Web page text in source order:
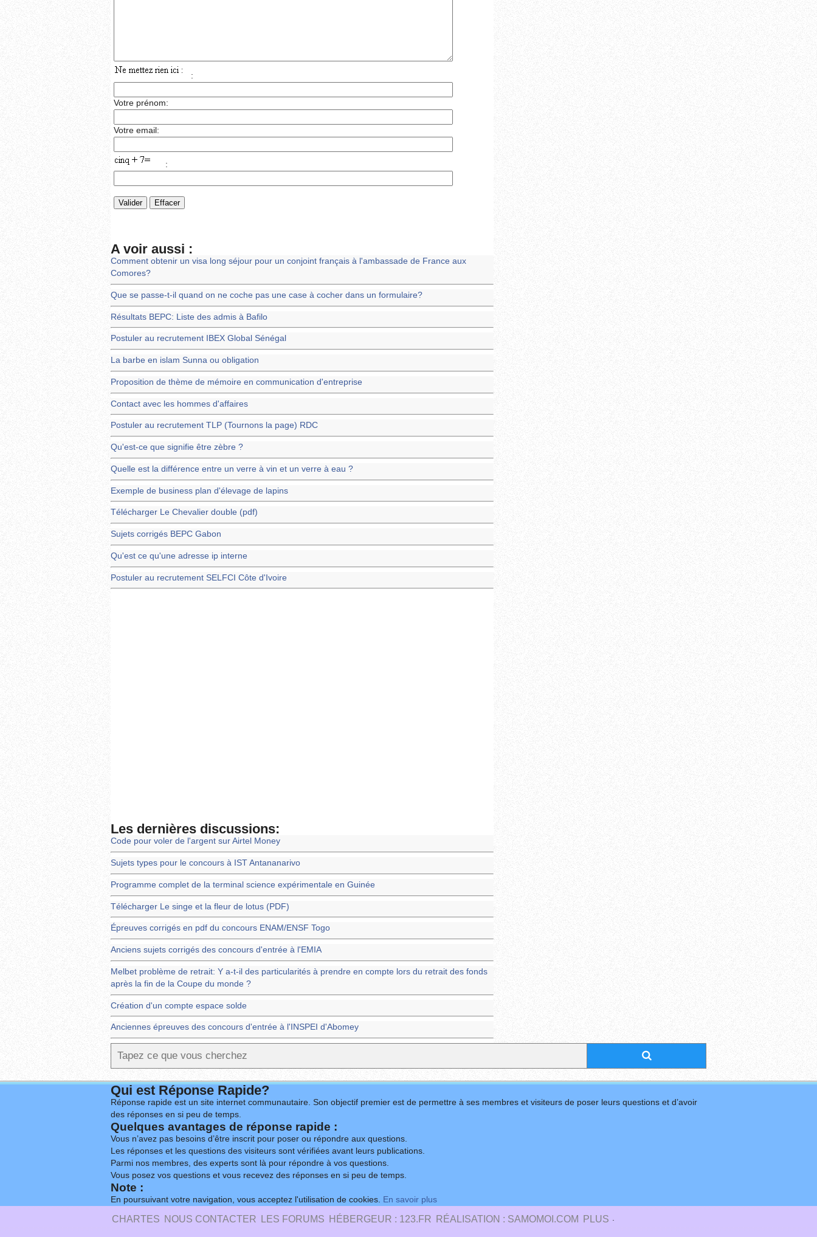
:
Votre prénom:
Votre email:
:
A voir aussi :
Comment obtenir un visa long séjour pour un conjoint français à l'ambassade de France aux
Comores?
Que se passe-t-il quand on ne coche pas une case à cocher dans un formulaire?
Résultats BEPC: Liste des admis à Bafilo
Postuler au recrutement IBEX Global Sénégal
La barbe en islam Sunna ou obligation
Proposition de thème de mémoire en communication d'entreprise
Contact avec les hommes d'affaires
Postuler au recrutement TLP (Tournons la page) RDC
Qu'est-ce que signifie être zèbre ?
Quelle est la différence entre un verre à vin et un verre à eau ?
Exemple de business plan d'élevage de lapins
Télécharger Le Chevalier double (pdf)
Sujets corrigés BEPC Gabon
Qu'est ce qu'une adresse ip interne
Postuler au recrutement SELFCI Côte d'Ivoire
Les dernières discussions:
Code pour voler de l'argent sur Airtel Money
Sujets types pour le concours à IST Antananarivo
Programme complet de la terminal science expérimentale en Guinée
Télécharger Le singe et la fleur de lotus (PDF)
Épreuves corrigés en pdf du concours ENAM/ENSF Togo
Anciens sujets corrigés des concours d'entrée à l'EMIA
Melbet problème de retrait: Y a-t-il des particularités à prendre en compte lors du retrait des fonds
après la fin de la Coupe du monde ?
Création d'un compte espace solde
Anciennes épreuves des concours d'entrée à l'INSPEI d'Abomey
Qui est Réponse Rapide?
Réponse rapide est un site internet communautaire. Son objectif premier est de permettre à ses membres et visiteurs de poser leurs questions et d’avoir
des réponses en si peu de temps.
Quelques avantages de réponse rapide :
Vous n’avez pas besoins d’être inscrit pour poser ou répondre aux questions.
Les réponses et les questions des visiteurs sont vérifiées avant leurs publications.
Parmi nos membres, des experts sont là pour répondre à vos questions.
Vous posez vos questions et vous recevez des réponses en si peu de temps.
Note :
En poursuivant votre navigation, vous acceptez l'utilisation de cookies. En savoir plus
CHARTES NOUS CONTACTER LES FORUMS HÉBERGEUR : 123.FR RÉALISATION : SAMOMOI.COM PLUS .